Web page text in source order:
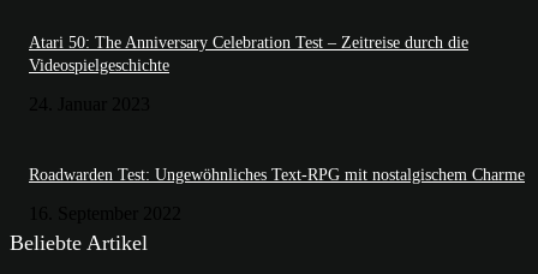
Atari 50: The Anniversary Celebration Test – Zeitreise durch die
Videospielgeschichte
Roadwarden Test: Ungewöhnliches Text-RPG mit nostalgischem Charme
Beliebte Artikel